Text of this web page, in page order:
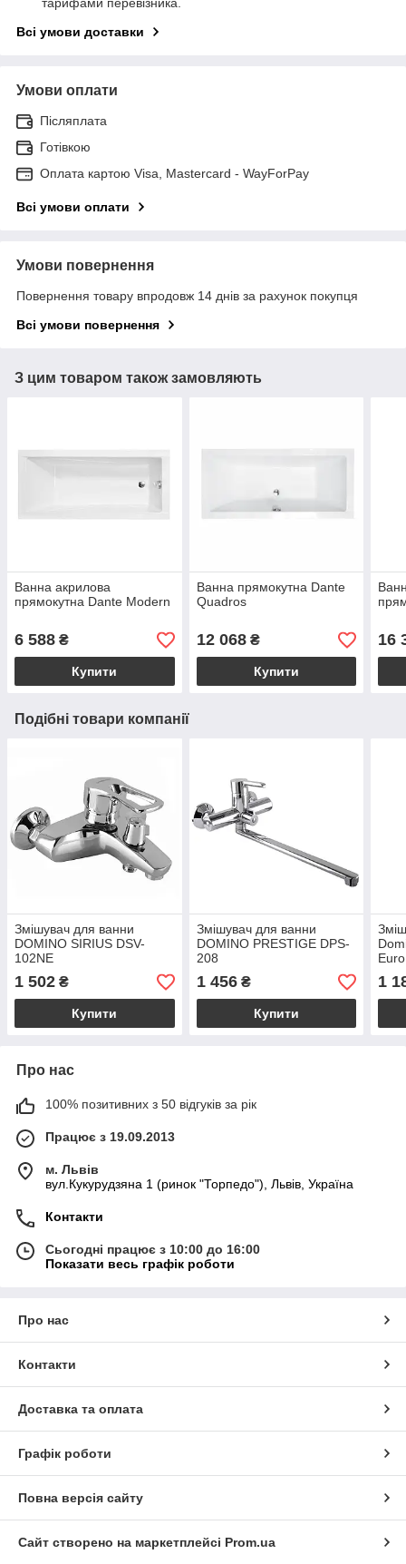
Всі умови доставки
Умови оплати
Післяплата
Готівкою
Оплата картою Visa, Mastercard - WayForPay
Всі умови оплати
Умови повернення
Повернення товару впродовж 14 днів за рахунок покупця
Всі умови повернення
З цим товаром також замовляють
Ванна акрилова
прямокутна Dante Modern
6 588 ₴
Купити
Ванна прямокутна Dante
Quadros
12 068₴
Купити
16
Подібні товари компанії
Змішувач для ванни
DOMINO SIRIUS DSV-
102NE
1 502 ₴
Купити
Змішувач для ванни
DOMINO PRESTIGE DPS-
208
1 456₴
Купити
Euro
1
Про нас
100% позитивних з 50 відгуків за рік
Працює з 19.09.2013
м. Львів
вул.Кукурудзяна 1 (ринок "Торпедо"), Львів, Україна
Контакти
Сьогодні працює з 10:00 до 16:00
Показати весь графік роботи
Про нас
Контакти
Доставка та оплата
Графік роботи
Повна версія сайту
Сайт створено на маркетплейсі Prom.ua